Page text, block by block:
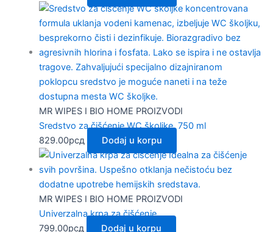
MR WIPES I BIO HOME PROIZVODI
Sredstvo za čišćenje WC školjke, 750 ml
829.00рсд Dodaj u korpu
MR WIPES I BIO HOME PROIZVODI
Univerzalna krpa za čišćenje
799.00рсд Dodaj u korpu